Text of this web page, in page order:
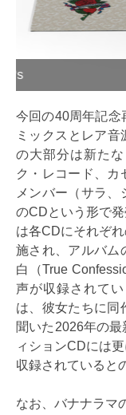
1LP・picture disc
今回の40周年記念
ミックスとレア
の大部分は新た
ク・レコード、カ
メンバー（サラ
のCDという形で
は各CDにそれぞ
施され、アルバム
白（True
声が収録されて
は、彼女たちに同
聞いた2026年の
ィションCDには
収録されていると
なお、バナナラマ